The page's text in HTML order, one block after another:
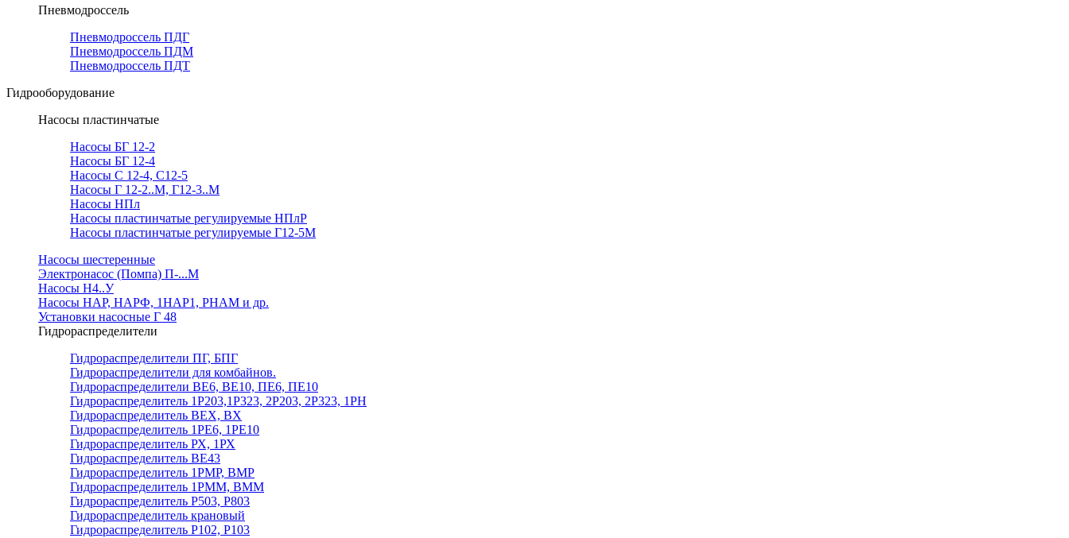
Пневмодроссель
Пневмодроссель ПДГ
Пневмодроссель ПДМ
Пневмодроссель ПДТ
Гидрооборудование
Насосы пластинчатые
Насосы БГ 12-2
Насосы БГ 12-4
Насосы С 12-4, С12-5
Насосы Г 12-2..М, Г12-3..М
Насосы НПл
Насосы пластинчатые регулируемые НПлР
Насосы пластинчатые регулируемые Г12-5М
Насосы шестеренные
Электронасос (Помпа) П-...М
Насосы Н4..У
Насосы НАР, НАРФ, 1НАР1, РНАМ и др.
Установки насосные Г 48
Гидрораспределители
Гидрораспределители ПГ, БПГ
Гидрораспределители для комбайнов.
Гидрораспределители ВЕ6, ВЕ10, ПЕ6, ПЕ10
Гидрораспределитель 1Р203,1Р323, 2Р203, 2Р323, 1РН
Гидрораспределитель ВЕХ, ВХ
Гидрораспределитель 1РЕ6, 1РЕ10
Гидрораспределитель РХ, 1РХ
Гидрораспределитель ВЕ43
Гидрораспределитель 1РМР, ВМР
Гидрораспределитель 1РММ, ВММ
Гидрораспределитель Р503, Р803
Гидрораспределитель крановый
Гидрораспределитель Р102, Р103